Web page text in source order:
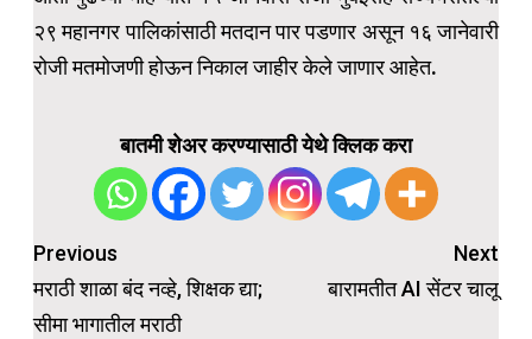
२९ महानगर पालिकांसाठी मतदान पार पडणार असून १६ जानेवारी
रोजी मतमोजणी होऊन निकाल जाहीर केले जाणार आहेत.
बातमी शेअर करण्यासाठी येथे क्लिक करा
Post
navigation
Previous
मराठी शाळा बंद नव्हे, शिक्षक द्या;
सीमा भागातील मराठी
Next
बारामतीत AI सेंटर चालू